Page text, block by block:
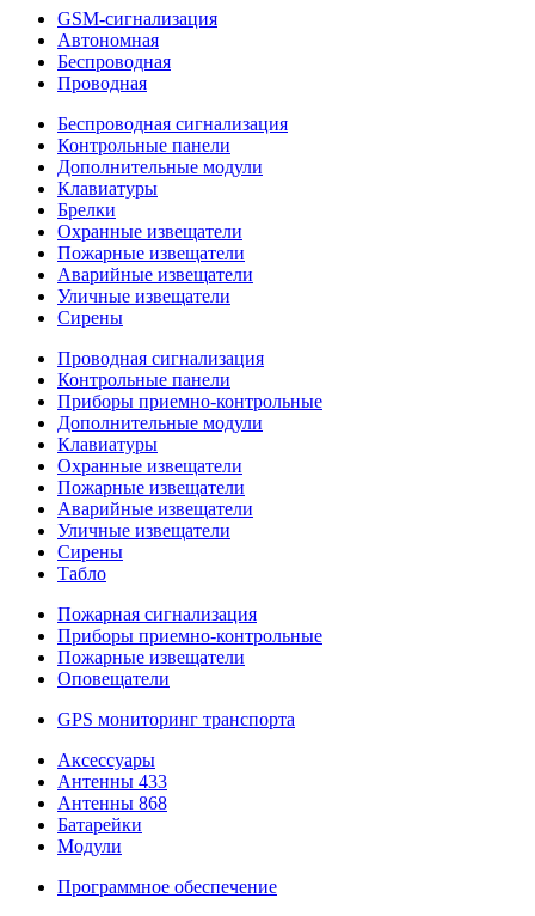
GSM-сигнализация
Автономная
Беспроводная
Проводная
Беспроводная сигнализация
Контрольные панели
Дополнительные модули
Клавиатуры
Брелки
Охранные извещатели
Пожарные извещатели
Аварийные извещатели
Уличные извещатели
Сирены
Проводная сигнализация
Контрольные панели
Приборы приемно-контрольные
Дополнительные модули
Клавиатуры
Охранные извещатели
Пожарные извещатели
Аварийные извещатели
Уличные извещатели
Сирены
Табло
Пожарная сигнализация
Приборы приемно-контрольные
Пожарные извещатели
Оповещатели
GPS мониторинг транспорта
Аксессуары
Антенны 433
Антенны 868
Батарейки
Модули
Программное обеспечение